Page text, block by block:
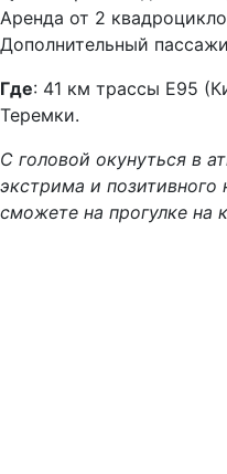
Аренда от 2
Дополнительный
Где: 41 км трассы E95
Теремки.
С головой окунуться в
экстрима и
сможете на прогулке на